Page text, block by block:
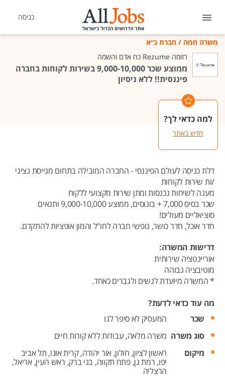
כניסה
משרה חמה / חברת כ״א
רזומה Rezume כח אדם והשמה
ממוצע שכר 9,000-10,000 בשירות לקוחות בחברה
פיננסית!! ללא ניסיון
למה כדאי לך?
חדש באתר
דלת כניסה לעולם הפיננסי - החברה המובילה בתחום מגייסת נציגי
/ות שירות לקוחות
מענה לשיחות נכנסות ומתן שירות מקצועי ללקוח
שכר בסיס 7,000 + בונוסים, ממוצע 9,000-10,000 ותנאים
סוציאליים מעולים!
חדר אוכל, חדר כושר, נופשי חברה לחו"ל והמון אופציות להתקדם.
דרישות המשרה:
אוריינטציה שירותית
מוטיבציה גבוהה
* המשרה מיועדת לנשים ולגברים כאחד.
מה עוד כדאי לדעת?
שכר
המעסיק לא סיפר לנו
סוג משרה משרה מלאה, עבודות ללא קורות חיים
מיקום
ראשון לציון, חולון,אור יהודה,קרית אונו, תל אביב
יפו, רמת גן,פתח תקווה, בני ברק, ראש העין,אריאל,
הרצליה